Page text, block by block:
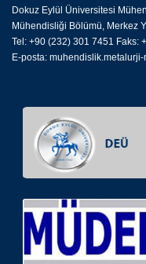
Dokuz Eylül Üniversitesi
Mühendisliği Bölümü, Merkez
Tel: +90 (232) 301 7451 Faks:
E-posta: